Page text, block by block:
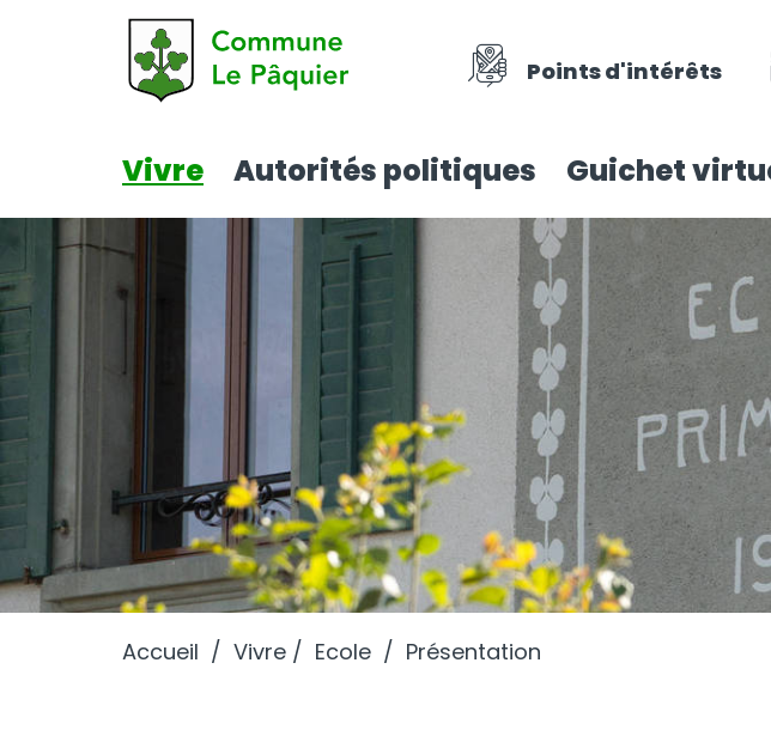
Points d'intérêts
Vivre Autorités politiques Guichet
Accueil Vivre Ecole Présentation